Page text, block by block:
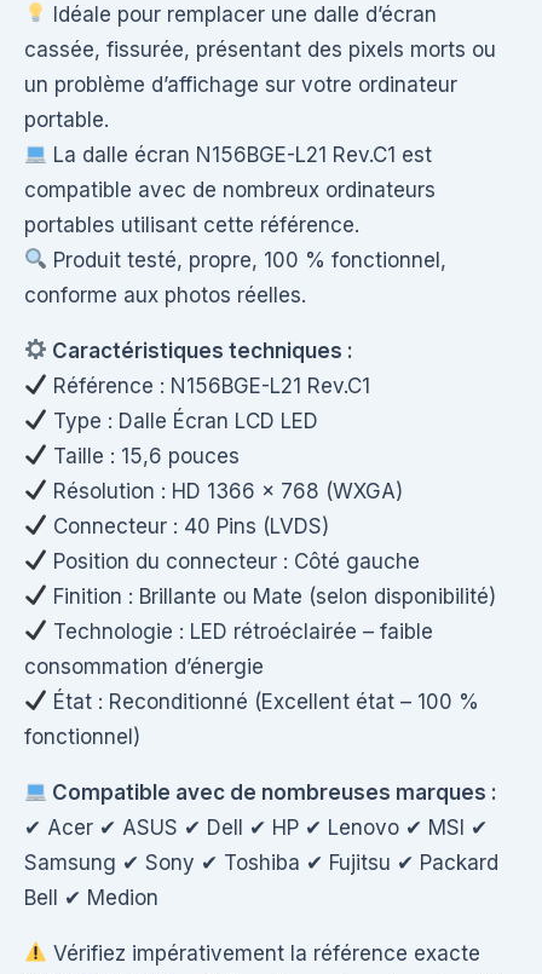
Idéale pour remplacer une dalle d’écran
cassée, fissurée, présentant des pixels morts ou
un problème d’affichage sur votre ordinateur
portable.
La dalle écran N156BGE-L21 Rev.C1 est
compatible avec de nombreux ordinateurs
portables utilisant cette référence.
Produit testé, propre, 100 % fonctionnel,
conforme aux photos réelles.
Caractéristiques techniques :
Référence : N156BGE-L21 Rev.C1
Type : Dalle Écran LCD LED
Taille : 15,6 pouces
Résolution : HD 1366 × 768 (WXGA)
Connecteur : 40 Pins (LVDS)
Position du connecteur : Côté gauche
Finition : Brillante ou Mate (selon disponibilité)
Technologie : LED rétroéclairée – faible
consommation d’énergie
État : Reconditionné (Excellent état – 100 %
fonctionnel)
Compatible avec de nombreuses marques :
✔ Acer ✔ ASUS ✔ Dell ✔ HP ✔ Lenovo ✔ MSI ✔
Samsung ✔ Sony ✔ Toshiba ✔ Fujitsu ✔ Packard
Bell ✔ Medion
Vérifiez impérativement la référence exacte